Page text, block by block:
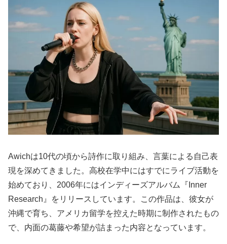
Awichは10代の頃から詩作に取り組み、言葉による自己表
現を深めてきました。高校在学中にはすでにライブ活動を
始めており、2006年にはインディーズアルバム『Inner
Research』をリリースしています。この作品は、彼女が
沖縄で育ち、アメリカ留学を控えた時期に制作されたもの
で、内面の葛藤や希望が詰まった内容となっています。